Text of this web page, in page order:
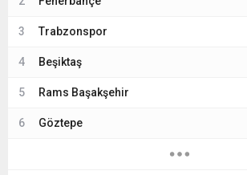
3 Trabzonspor
4 Beşiktaş
5 Rams Başakşehir
6 Göztepe